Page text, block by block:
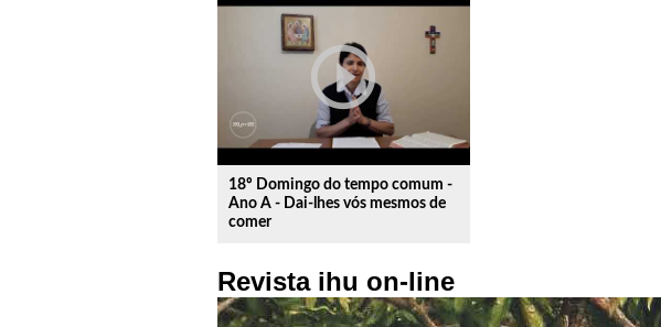
play_circle_outline
18º Domingo do tempo comum -
Ano A - Dai-lhes vós mesmos de
comer
Revista ihu on-line